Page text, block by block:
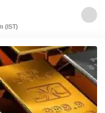
(IST)